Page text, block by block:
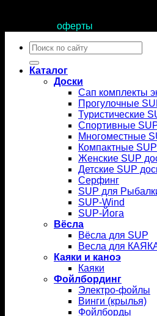
оферты
Искать:
Каталог
Доски
Сап комплекты
Прогулочные
Туристические
Спортивные
Многоместные
Компактные
Женские SUP
Детские SUP
Серфинг
SUP для
SUP-Wind
SUP-Йога
Вёсла
Вёсла для SUP
Весла для
Каяки и каноэ
Каяки
Фойлбординг
Электро-фойлы
Винги (крылья)
Фойлборды